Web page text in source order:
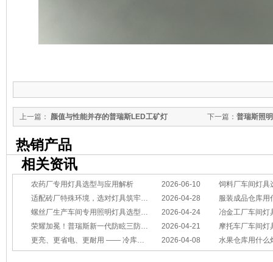
下一篇： 普瑞斯照
上一篇： 颜值与性能并存的普瑞斯LED工矿灯
热销产品
相关资讯
2026-06-10
农药厂专用灯具选型与应用解析
饲料厂车间灯具
2026-04-28
适配砖厂特殊环境，选对灯具筑牢生产安全线
服装成品仓库用
2026-04-24
螺丝厂生产车间专用照明灯具选型方案
冶金工厂车间灯具选型指南：
2026-04-21
荣耀加冕！普瑞斯新一代防眩三防灯BC-L斩获2026阿拉丁神灯奖
摩托车厂车间灯具怎么选？
2026-04-08
更亮、更省电、更耐用 —— 冷库照明优选 水果仓库用什么